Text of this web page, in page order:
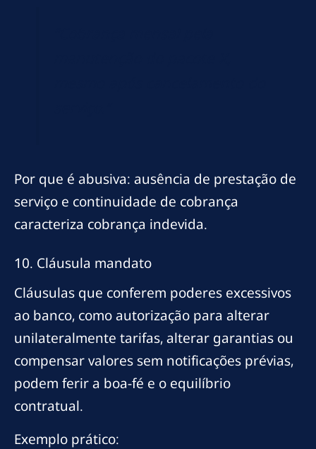
Por que é abusiva: ausência de prestação de
serviço e continuidade de cobrança
caracteriza cobrança indevida.
10. Cláusula mandato
Cláusulas que conferem poderes excessivos
ao banco, como autorização para alterar
unilateralmente tarifas, alterar garantias ou
compensar valores sem notificações prévias,
podem ferir a boa-fé e o equilíbrio
contratual.
Exemplo prático: